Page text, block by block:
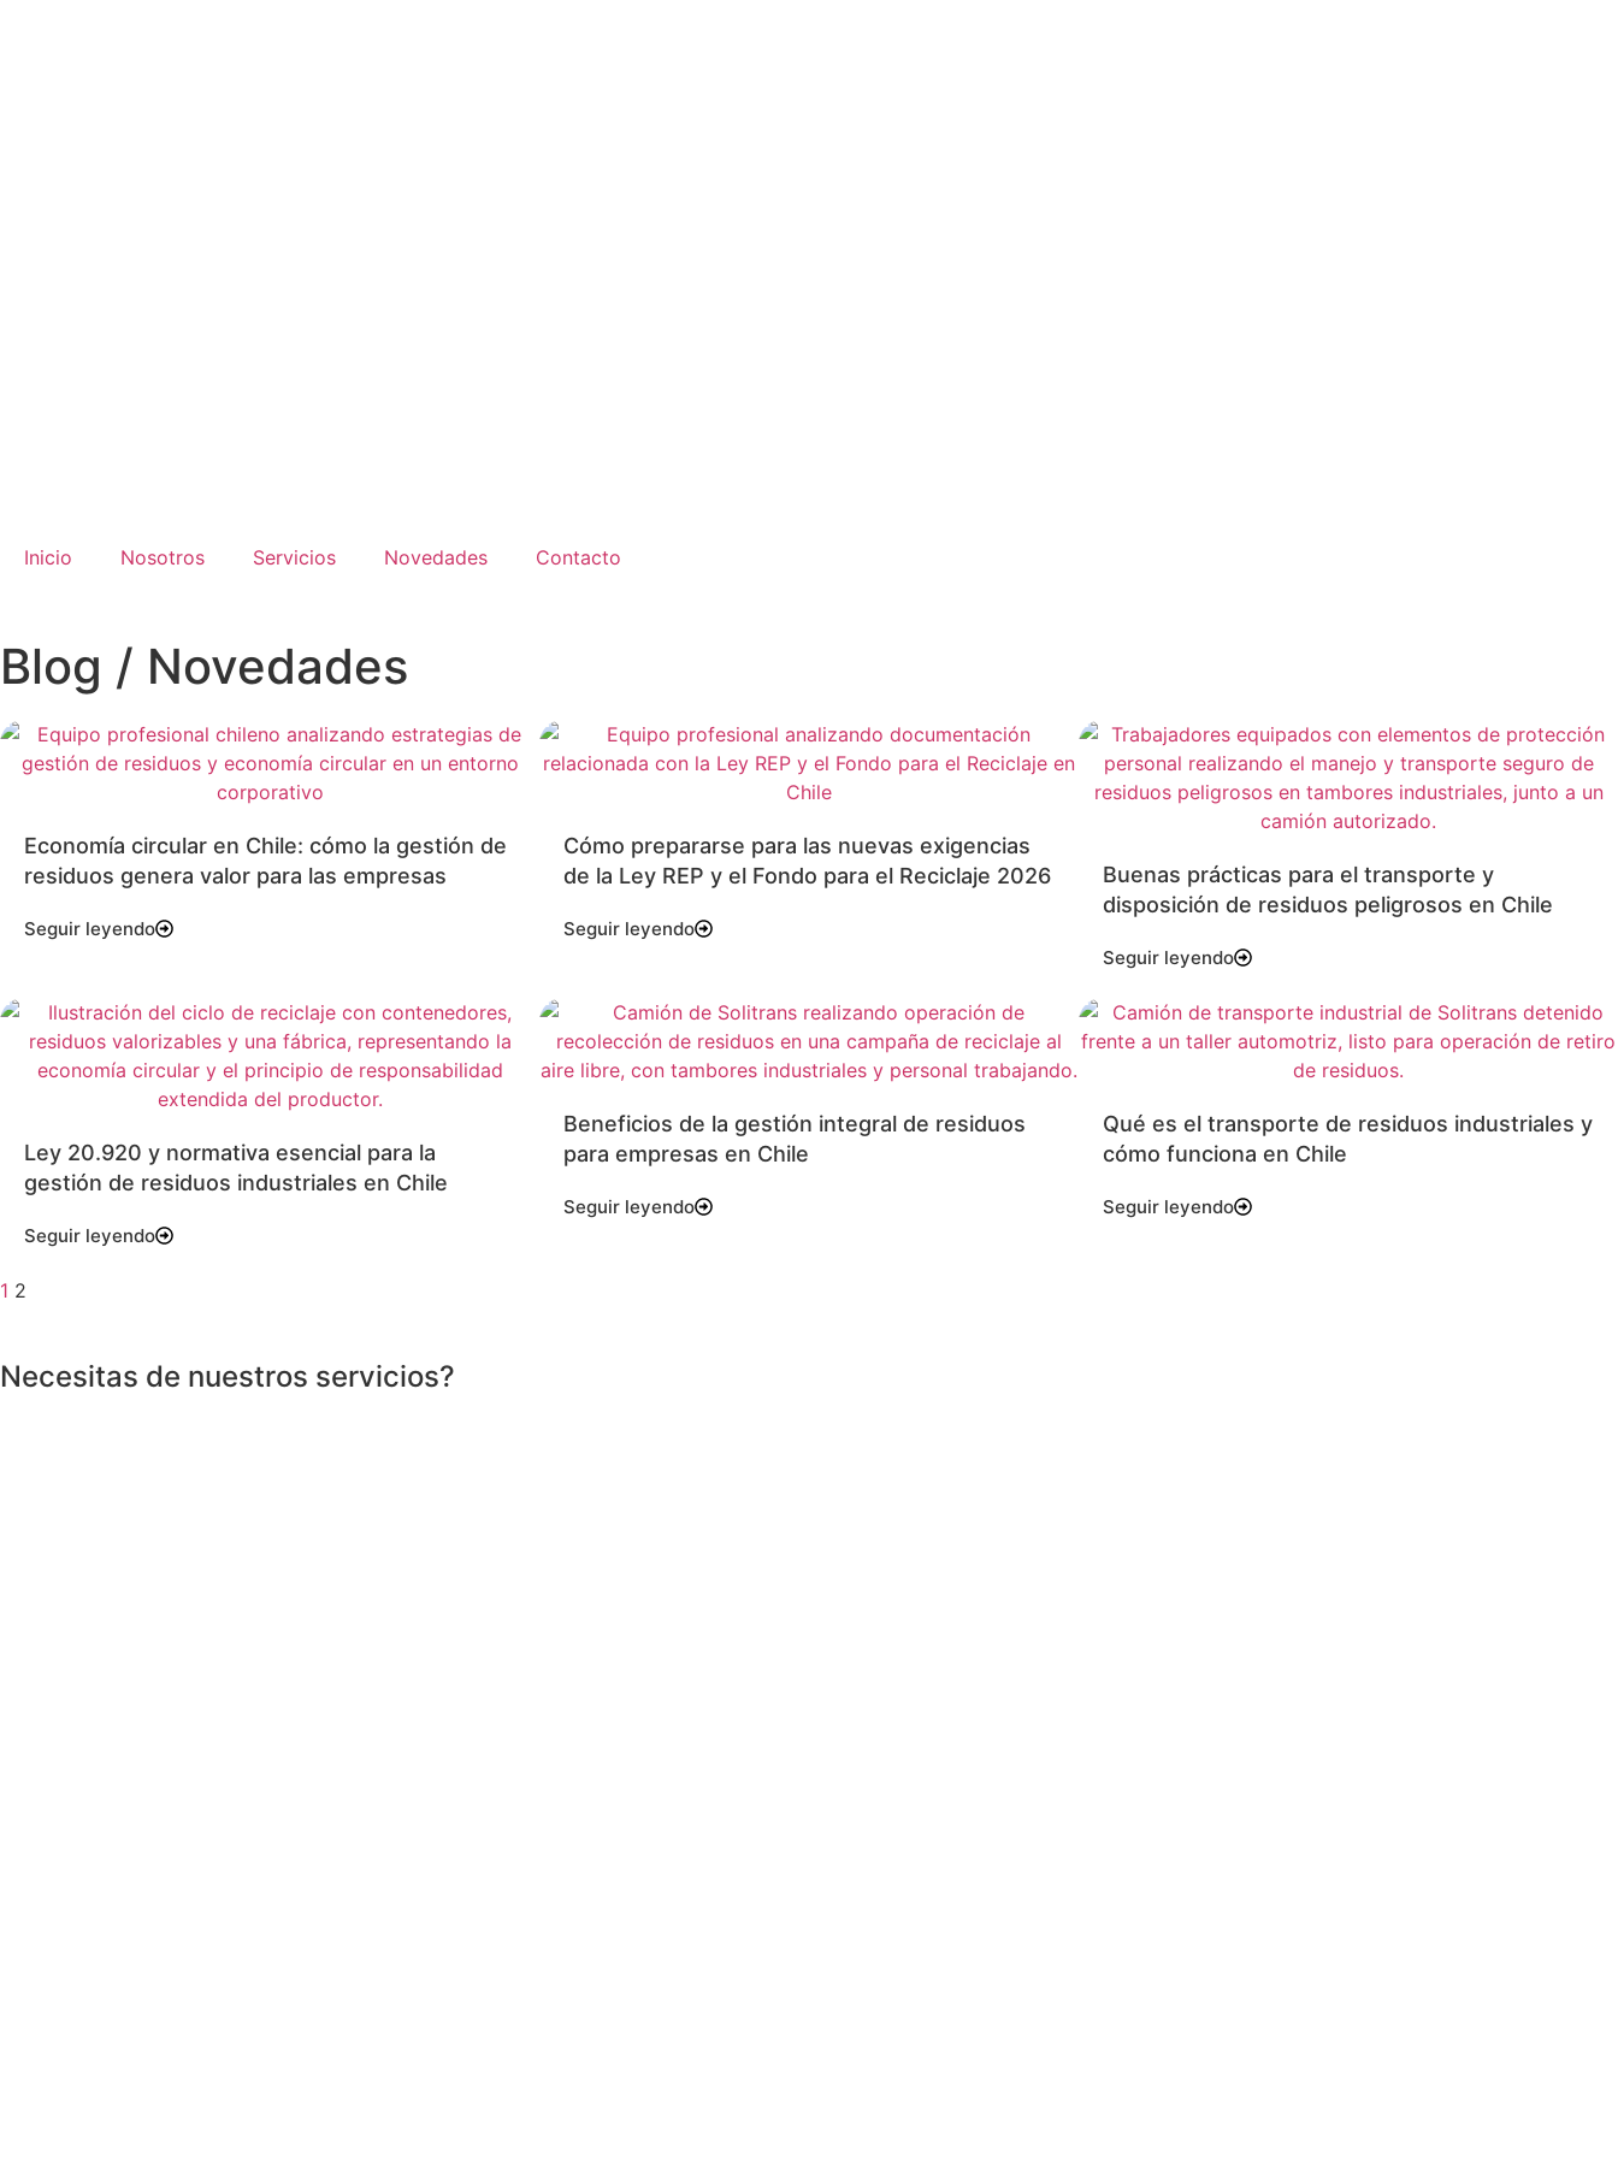
Inicio Nosotros Servicios Novedades Contacto
Blog / Novedades
Economía circular en Chile: cómo la gestión de
residuos genera valor para las empresas
Seguir leyendo
Cómo prepararse para las nuevas exigencias
de la Ley REP y el Fondo para el Reciclaje 2026
Seguir leyendo
Buenas prácticas para el transporte y
disposición de residuos peligrosos en Chile
Seguir leyendo
Ley 20.920 y normativa esencial para la
gestión de residuos industriales en Chile
Seguir leyendo
Beneficios de la gestión integral de residuos
para empresas en Chile
Seguir leyendo
Qué es el transporte de residuos industriales y
cómo funciona en Chile
Seguir leyendo
1 2
Necesitas de nuestros servicios?